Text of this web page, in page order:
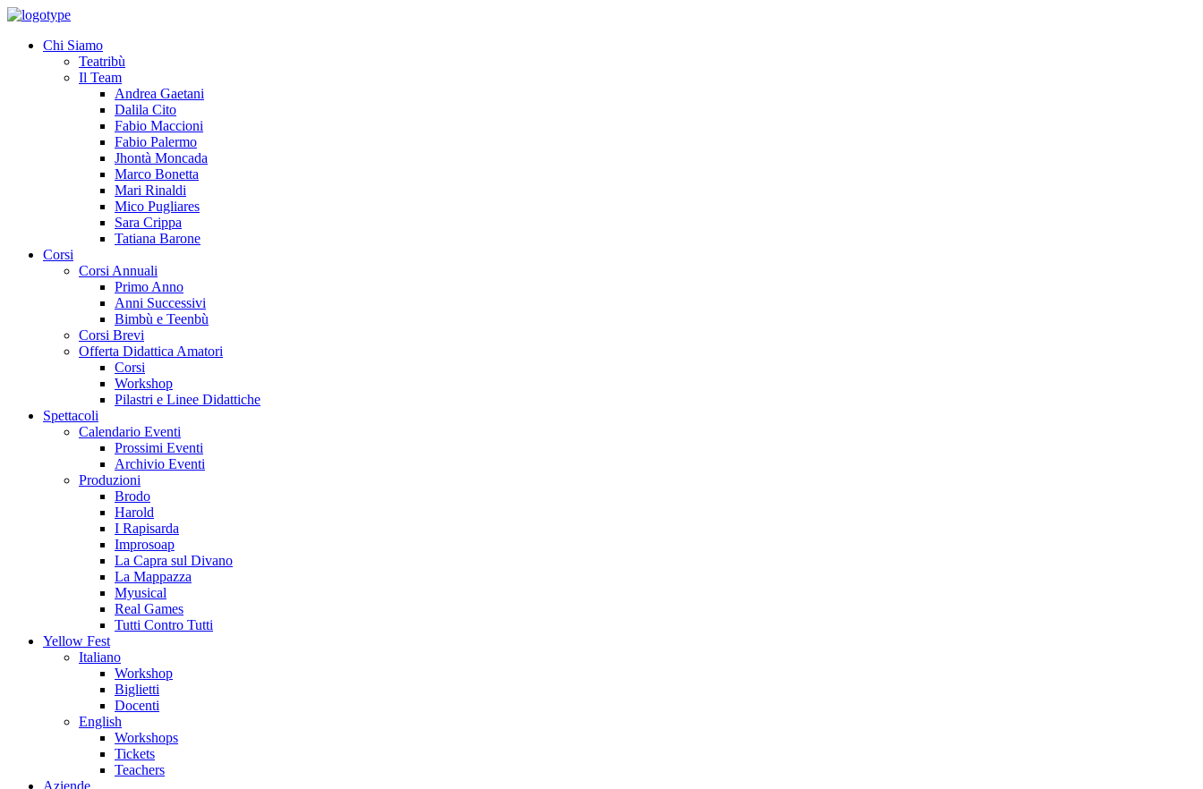
Chi Siamo
Teatribù
Il Team
Andrea Gaetani
Dalila Cito
Fabio Maccioni
Fabio Palermo
Jhontà Moncada
Marco Bonetta
Mari Rinaldi
Mico Pugliares
Sara Crippa
Tatiana Barone
Corsi
Corsi Annuali
Primo Anno
Anni Successivi
Bimbù e Teenbù
Corsi Brevi
Offerta Didattica Amatori
Corsi
Workshop
Pilastri e Linee Didattiche
Spettacoli
Calendario Eventi
Prossimi Eventi
Archivio Eventi
Produzioni
Brodo
Harold
I Rapisarda
Improsoap
La Capra sul Divano
La Mappazza
Myusical
Real Games
Tutti Contro Tutti
Yellow Fest
Italiano
Workshop
Biglietti
Docenti
English
Workshops
Tickets
Teachers
Aziende